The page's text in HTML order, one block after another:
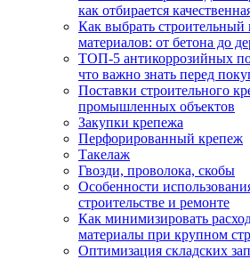
как отбирается
Как выбрать строительный
материалов: от бетона до
ТОП-5 антикоррозийных
что важно знать перед
Поставки строительного
промышленных объектов
Закупки крепежа
Перфорированный крепеж
Такелаж
Гвозди, проволока, скобы
Особенности
строительстве и ремонте
Как минимизировать
материалы при крупном
Оптимизация складских